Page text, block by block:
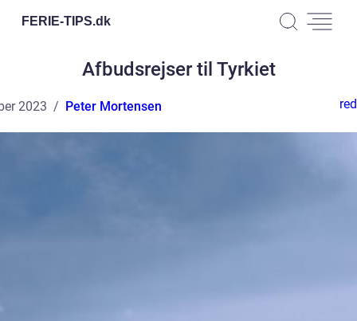
FERIE-TIPS.dk
Afbudsrejser til Tyrkiet
2023 Peter Mortensen